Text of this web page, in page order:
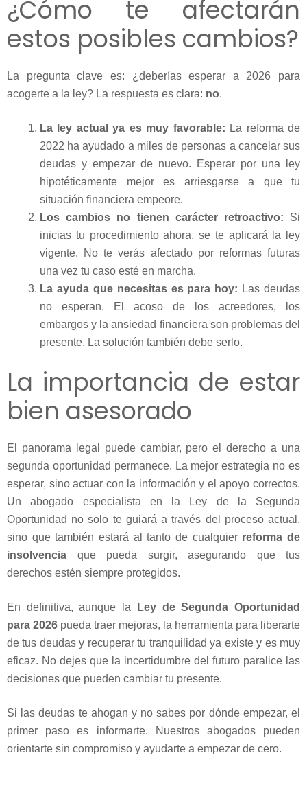
¿Cómo te afectarán
estos posibles cambios?
La pregunta clave es: ¿deberías esperar a 2026 para
acogerte a la ley? La respuesta es clara: no.
La ley actual ya es muy favorable: La reforma de
2022 ha ayudado a miles de personas a cancelar sus
deudas y empezar de nuevo. Esperar por una ley
hipotéticamente mejor es arriesgarse a que tu
situación financiera empeore.
Los cambios no tienen carácter retroactivo: Si
inicias tu procedimiento ahora, se te aplicará la ley
vigente. No te verás afectado por reformas futuras
una vez tu caso esté en marcha.
La ayuda que necesitas es para hoy: Las deudas
no esperan. El acoso de los acreedores, los
embargos y la ansiedad financiera son problemas del
presente. La solución también debe serlo.
La importancia de estar
bien asesorado
El panorama legal puede cambiar, pero el derecho a una
segunda oportunidad permanece. La mejor estrategia no es
esperar, sino actuar con la información y el apoyo correctos.
Un abogado especialista en la Ley de la Segunda
Oportunidad no solo te guiará a través del proceso actual,
sino que también estará al tanto de cualquier reforma de
insolvencia que pueda surgir, asegurando que tus
derechos estén siempre protegidos.
En definitiva, aunque la
Ley de Segunda Oportunidad
para 2026 pueda traer mejoras, la herramienta para liberarte
de tus deudas y recuperar tu tranquilidad ya existe y es muy
eficaz. No dejes que la incertidumbre del futuro paralice las
decisiones que pueden cambiar tu presente.
Si las deudas te ahogan y no sabes por dónde empezar, el
primer paso es informarte. Nuestros abogados pueden
orientarte sin compromiso y ayudarte a empezar de cero.